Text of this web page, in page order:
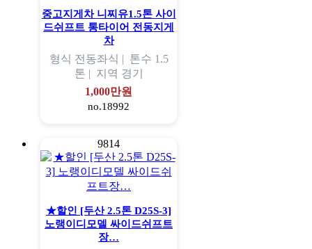
중고지게차 니찌유1.5톤 사이
드쉬프트 통타이어 전동지게
차
형식 전동좌식 | 톤수 1.5
톤 | 지역 경기
1,000만원
no.18992
9814
★할인 [두산 2.5톤 D25S-3]
노랭이디모델 싸이드쉬프트
장…